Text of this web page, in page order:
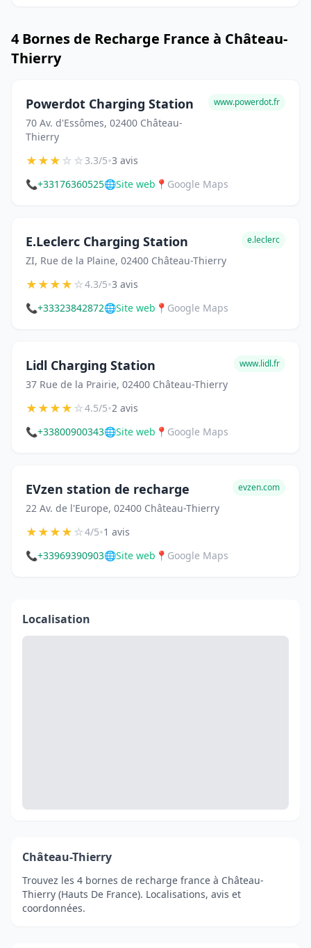
4 Bornes de Recharge France à Château-
Thierry
Powerdot Charging Station
70 Av. d'Essômes, 02400 Château-
Thierry
www.powerdot.fr
★★★☆☆3.3/5•3 avis
📞+33176360525🌐Site web 📍 Google Maps
E.Leclerc Charging Station
ZI, Rue de la Plaine, 02400 Château-Thierry
e.leclerc
★★★★☆4.3/5•3 avis
📞+33323842872🌐Site web 📍 Google Maps
Lidl Charging Station
37 Rue de la Prairie, 02400 Château-Thierry
www.lidl.fr
★★★★☆4.5/5•2 avis
📞+33800900343🌐Site web 📍 Google Maps
EVzen station de recharge
22 Av. de l'Europe, 02400 Château-Thierry
evzen.com
★★★★☆4/5•1 avis
📞+33969390903🌐Site web 📍 Google Maps
Localisation
Château-Thierry
Trouvez les 4 bornes de recharge france à Château-
Thierry (Hauts De France). Localisations, avis et
coordonnées.